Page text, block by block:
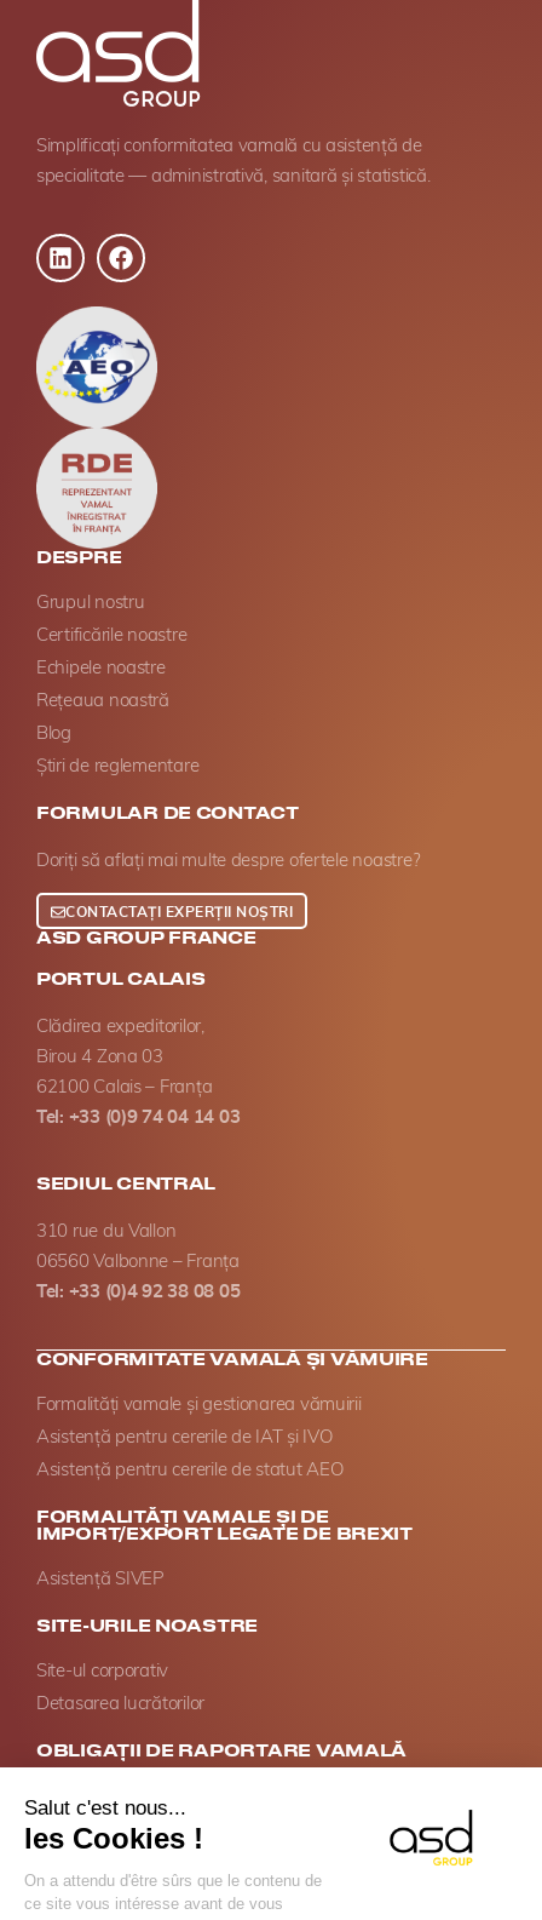
Simplificați conformitatea vamală cu asistență de
specialitate — administrativă, sanitară și statistică.
DESPRE
Grupul nostru
Certificările noastre
Echipele noastre
Rețeaua noastră
Blog
Știri de reglementare
FORMULAR DE CONTACT
Doriți să aflați mai multe despre ofertele noastre?
CONTACTAȚI EXPERȚII NOȘTRI
ASD GROUP FRANCE
PORTUL CALAIS
Clădirea expeditorilor,
Birou 4 Zona 03
62100 Calais – Franța
Tel: +33 (0)9 74 04 14 03
SEDIUL CENTRAL
310 rue du Vallon
06560 Valbonne – Franța
Tel: +33 (0)4 92 38 08 05
CONFORMITATE VAMALĂ ȘI VĂMUIRE
Formalități vamale și gestionarea vămuirii
Asistență pentru cererile de IAT și IVO
Asistență pentru cererile de statut AEO
FORMALITĂȚI VAMALE ȘI DE
IMPORT/EXPORT LEGATE DE BREXIT
Asistență SIVEP
SITE-URILE NOASTRE
Site-ul corporativ
Detasarea lucrătorilor
OBLIGAȚII DE RAPORTARE VAMALĂ
Conformitate Intrastat
Raportarea serviciilor în UE
Gestionarea declarațiilor de diligență conform EUDR